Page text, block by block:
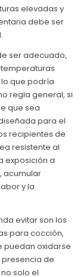
elevadas y
debe ser
ser adecuado,
que podría
regla general, si
que sea
para el
recipientes de
resistente al
exposición a
acumular
y la
evitar son los
para cocción,
puedan oxidarse
presencia de
solo el